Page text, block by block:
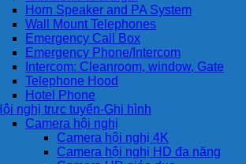
Horn Speaker and PA System
Wall Mount Telephones
Emergency Call Box
Emergency Phone/Intercom
Intercom: Cleanroom, window, Gate
Telephone Hood
Hotel Phone
nghị trực tuyến-Ghi hình
Camera hội nghị
Camera hội nghị 4K
Camera hội nghị HD đa năng